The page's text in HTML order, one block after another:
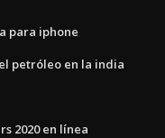
para iphone
petróleo en la india
2020 en línea